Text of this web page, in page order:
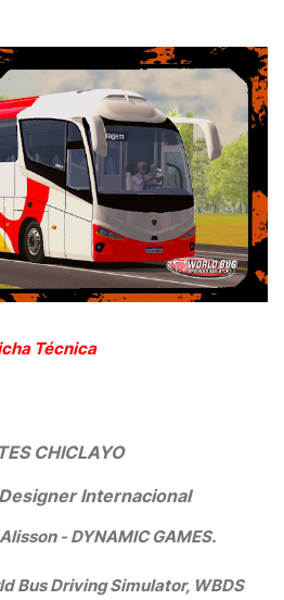
Técnica
CHICLAYO
Internacional
- DYNAMIC GAMES.
Bus Driving Simulator, WBDS